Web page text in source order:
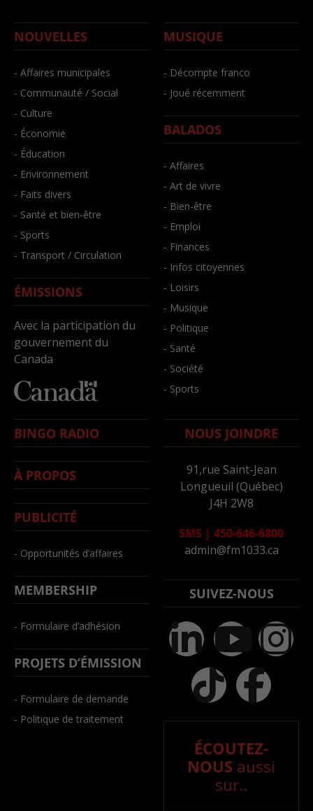
NOUVELLES
- Affaires municipales
- Communauté / Social
- Culture
- Économie
- Éducation
- Environnement
- Faits divers
- Santé et bien-être
- Sports
- Transport / Circulation
ÉMISSIONS
Avec la participation du
gouvernement du
Canada
MUSIQUE
- Décompte franco
- Joué récemment
BALADOS
- Affaires
- Art de vivre
- Bien-être
- Emploi
- Finances
- Infos citoyennes
- Loisirs
- Musique
- Politique
- Santé
- Société
- Sports
BINGO RADIO
À PROPOS
PUBLICITÉ
- Opportunités d’affaires
MEMBERSHIP
- Formulaire d’adhésion
PROJETS D’ÉMISSION
- Formulaire de demande
- Politique de traitement
NOUS JOINDRE
91,rue Saint-Jean
Longueuil (Québec)
J4H 2W8
SMS | 450-646-6800
admin@fm1033.ca
SUIVEZ-NOUS
ÉCOUTEZ-
NOUS aussi
sur..